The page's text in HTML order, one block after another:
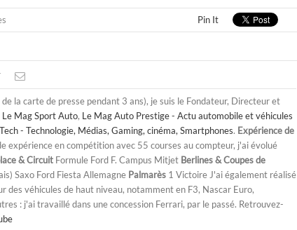
Pin It
la carte de presse pendant 3 ans), je suis le Fondateur, Directeur et
Le Mag Sport Auto, Le Mag Auto Prestige - Actu automobile et véhicules
- Technologie, Médias, Gaming, cinéma, Smartphones. Expérience de
expérience en compétition avec 55 courses au compteur, j'ai évolué
& Circuit Formule Ford F. Campus Mitjet Berlines & Coupes de
Saxo Ford Fiesta Allemagne Palmarès 1 Victoire J'ai également réalisé
des véhicules de haut niveau, notamment en F3, Nascar Euro,
: j'ai travaillé dans une concession Ferrari, par le passé. Retrouvez-